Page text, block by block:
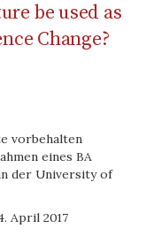
be used as
Change?
vorbehalten
eines BA
der University of
April 2017